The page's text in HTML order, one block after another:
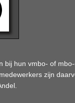
bij hun vmbo- of
zijn